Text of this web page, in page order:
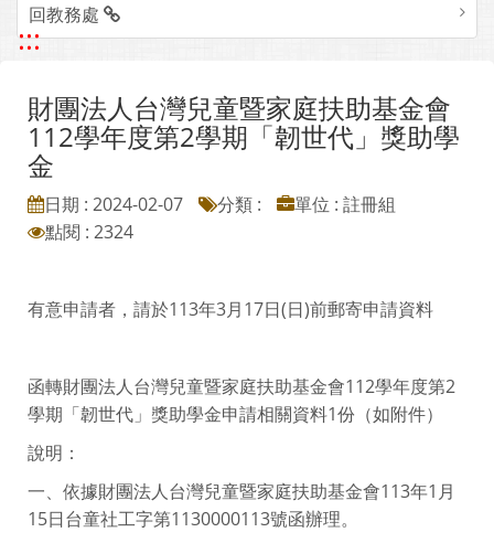
回教務處
:::
財團法人台灣兒童暨家庭扶助基金會
112學年度第2學期「韌世代」獎助學
金
日期 : 2024-02-07 分類 :
單位 : 註冊組
點閱 : 2324
有意申請者，請於113年3月17日(日)前郵寄申請資料
函轉財團法人台灣兒童暨家庭扶助基金會112學年度第2
學期「韌世代」獎助學金申請相關資料1份（如附件）
說明：
一、依據財團法人台灣兒童暨家庭扶助基金會113年1月
15日台童社工字第1130000113號函辦理。